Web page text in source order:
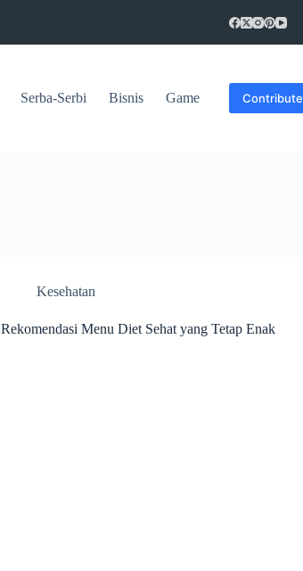
Serba-Serbi Bisnis Game Contribute
Kesehatan
Rekomendasi Menu Diet Sehat yang Tetap Enak